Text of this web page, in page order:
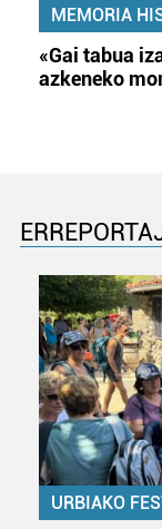
MEMORIA
«Gai tabua
azkeneko
URBIAKO